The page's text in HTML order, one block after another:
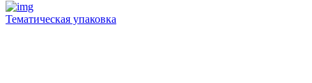
Тематическая упаковка